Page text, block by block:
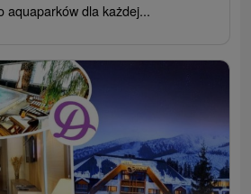
aquaparków dla każdej...